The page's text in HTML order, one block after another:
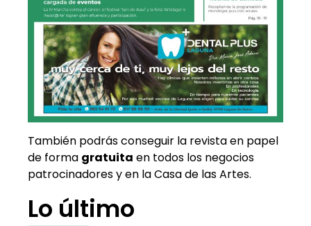
También podrás conseguir la revista en papel
de forma gratuita en todos los negocios
patrocinadores y en la Casa de las Artes.
Lo último